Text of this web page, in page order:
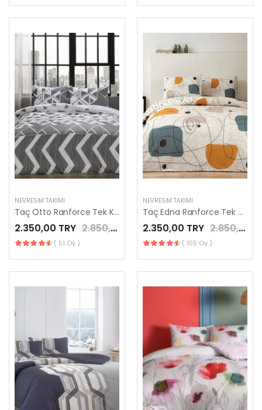
NEVRESIM TAKIMI
Taç Otto Ranforce Tek Kişilik Nevresim Takımı Gri
2.350,00 TRY 2.850,00 TRY
( 51 Oy )
NEVRESIM TAKIMI
Taç Edna Ranforce Tek Kişilik Nevresim Takımı Hardal
2.350,00 TRY 2.850,00 TRY
( 155 Oy )